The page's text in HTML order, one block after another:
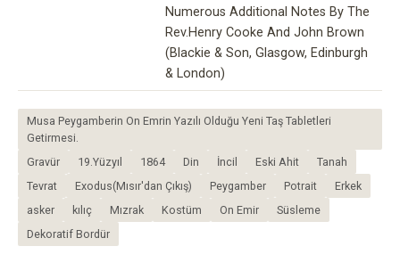
Numerous Additional Notes By The
Rev.Henry Cooke And John Brown
(Blackie & Son, Glasgow, Edinburgh
& London)
Musa Peygamberin On Emrin Yazılı Olduğu Yeni Taş Tabletleri
Getirmesi.
Gravür
19.Yüzyıl 1864 Din İncil Eski Ahit
Tanah
Tevrat
Exodus(Mısır'dan Çıkış) Peygamber Potrait
Erkek
asker
kılıç Mızrak Kostüm On Emir
Süsleme
Dekoratif Bordür